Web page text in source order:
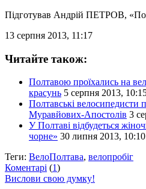
Підготував Андрій ПЕТРОВ,
13 серпня 2013, 11:17
Читайте також:
Полтавою проїхались на
красунь 5 серпня 2013,
Полтавські
Муравйових-Апостолів 3
У Полтаві відбудеться
чорне» 30 липня 2013, 10:10
Теги: ВелоПолтава, велопробіг
Коментарі (1)
Вислови свою думку!